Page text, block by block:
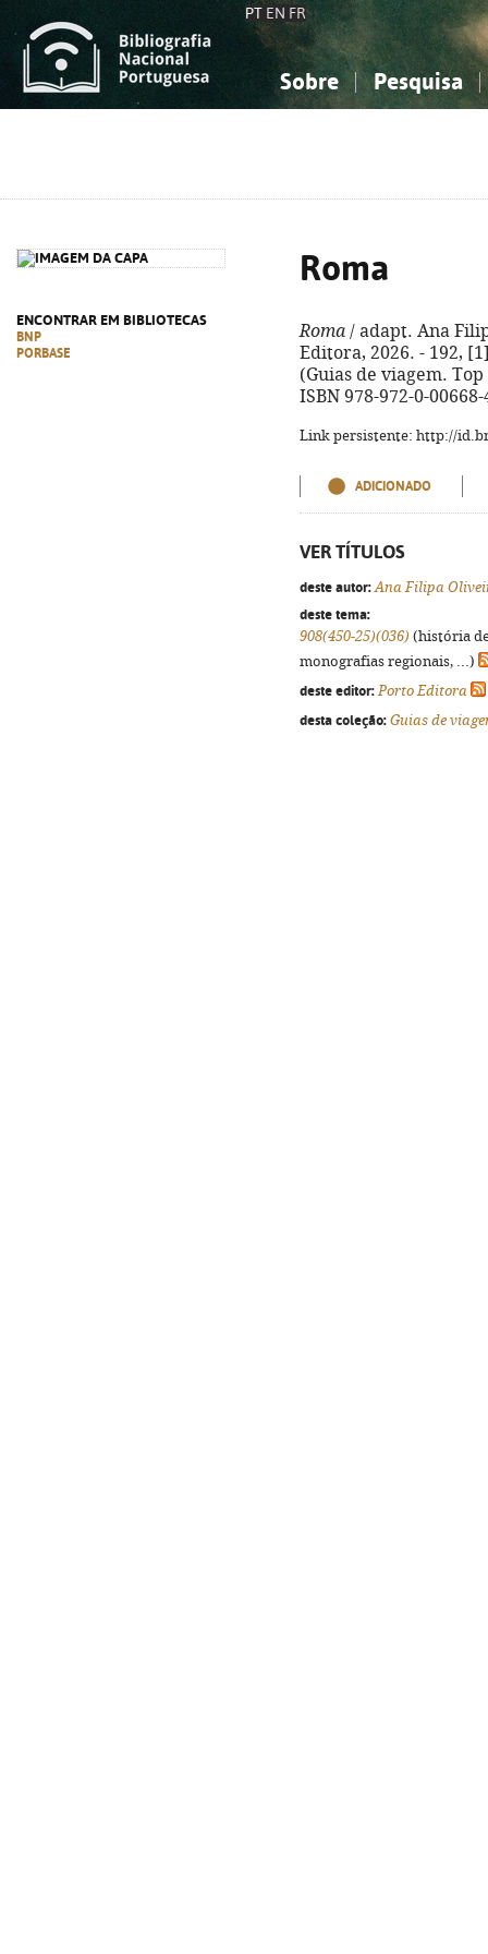
PT EN FR
Sobre Pesquisa
ENCONTRAR EM BIBLIOTECAS
BNP
PORBASE
Roma
Roma / adapt. Ana
Editora, 2026. - 192,
(Guias de viagem.
ISBN 978-972-0-00668-
Link persistente: http://
ADICIONADO
VER TÍTULOS
deste autor: Ana Filipa
deste tema:
908(450-25)(036) (história
monografias regionais, ...)
deste editor: Porto Editora
desta coleção: Guias de